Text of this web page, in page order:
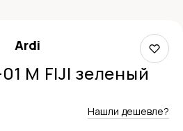
Ardi
М FIJI зеленый
Нашли дешевле?